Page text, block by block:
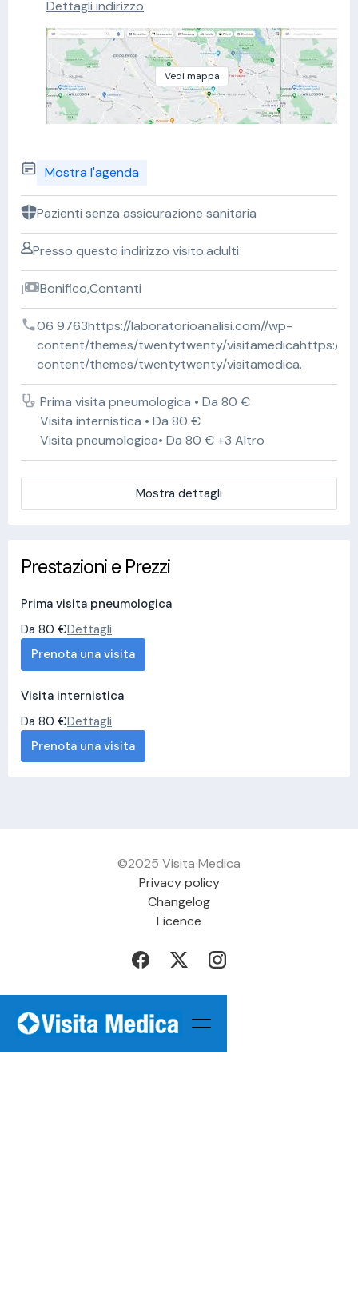
Dettagli indirizzo
Vedi mappa
Mostra l'agenda
Pazienti senza assicurazione sanitaria
Presso questo indirizzo visito:adulti
Bonifico,Contanti
06 9763https://laboratorioanalisi.com//wp-
content/themes/twentytwenty/visitamedicahttps://
content/themes/twentytwenty/visitamedica.
Prima visita pneumologica • Da 80 €
Visita internistica • Da 80 €
Visita pneumologica• Da 80 € +3 Altro
Mostra dettagli
Prestazioni e Prezzi
Prima visita pneumologica
Da 80 €Dettagli
Prenota una visita
Visita internistica
Da 80 €Dettagli
Prenota una visita
©2025 Visita Medica
Privacy policy
Changelog
Licence